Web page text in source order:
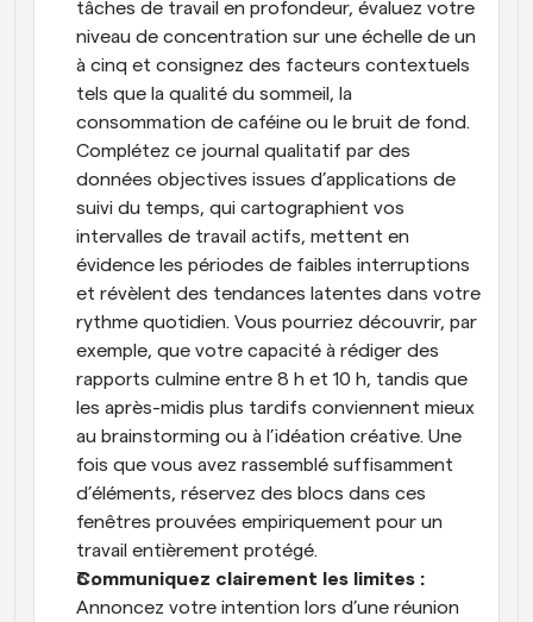
tâches de travail en profondeur, évaluez votre
niveau de concentration sur une échelle de un
à cinq et consignez des facteurs contextuels
tels que la qualité du sommeil, la
consommation de caféine ou le bruit de fond.
Complétez ce journal qualitatif par des
données objectives issues d’applications de
suivi du temps, qui cartographient vos
intervalles de travail actifs, mettent en
évidence les périodes de faibles interruptions
et révèlent des tendances latentes dans votre
rythme quotidien. Vous pourriez découvrir, par
exemple, que votre capacité à rédiger des
rapports culmine entre 8 h et 10 h, tandis que
les après-midis plus tardifs conviennent mieux
au brainstorming ou à l’idéation créative. Une
fois que vous avez rassemblé suffisamment
d’éléments, réservez des blocs dans ces
fenêtres prouvées empiriquement pour un
travail entièrement protégé.
Annoncez votre intention lors d’une réunion